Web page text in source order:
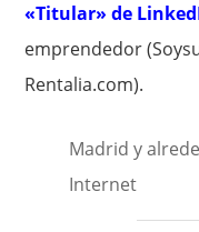
«Titular» de
emprendedor
Rentalia.com).
Madrid y
Internet